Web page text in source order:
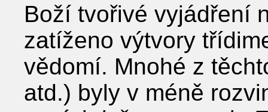
Boží tvořivé vyjádření
zatíženo výtvory
vědomí. Mnohé z
atd.) byly v méně